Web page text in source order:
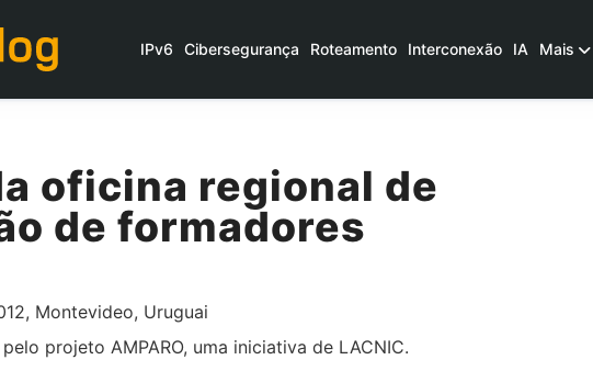
IPv6 Cibersegurança Roteamento Interconexão IA Mais
oficina regional de
de formadores
Montevideo, Uruguai
projeto AMPARO, uma iniciativa de LACNIC.